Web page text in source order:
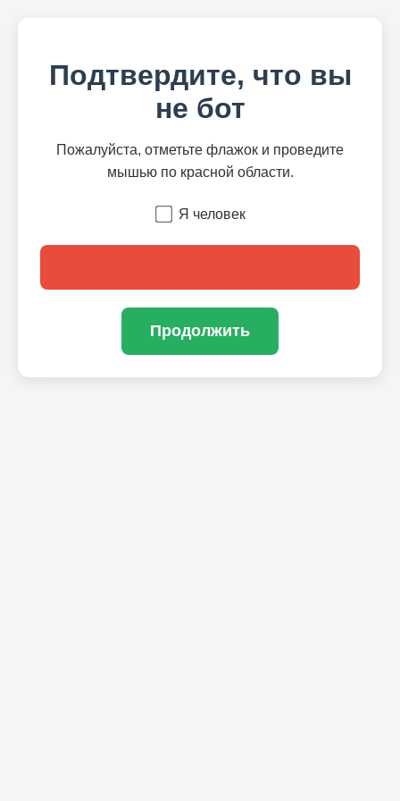
Подтвердите, что вы
не бот
Пожалуйста, отметьте флажок и проведите
мышью по красной области.
Я человек
Продолжить